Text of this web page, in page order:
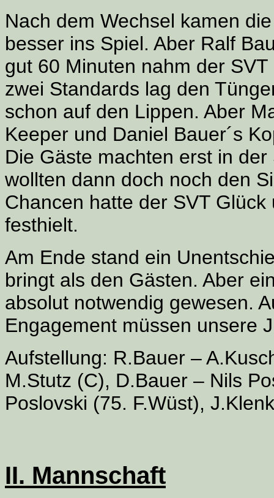
Nach dem Wechsel kamen
besser ins Spiel. Aber Ralf
gut 60 Minuten nahm der
zwei Standards lag den
schon auf den Lippen. Aber
Keeper und Daniel Bauer´s
Die Gäste machten erst in
wollten dann doch noch den
Chancen hatte der SVT
festhielt.
Am Ende stand ein
bringt als den Gästen. Aber
absolut notwendig gewesen.
Engagement müssen unsere
Aufstellung: R.Bauer –
M.Stutz (C), D.Bauer – Nils
Poslovski (75. F.Wüst),
II. Mannschaft